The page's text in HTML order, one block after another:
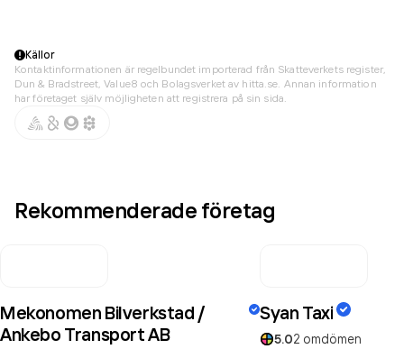
Källor
Kontaktinformationen är regelbundet importerad från Skatteverkets register,
Dun & Bradstreet, Value8 och Bolagsverket av hitta.se. Annan information
har företaget själv möjligheten att registrera på sin sida.
Rekommenderade företag
Mekonomen Bilverkstad /
Ankebo Transport AB
Syan Taxi
5.02 omdömen